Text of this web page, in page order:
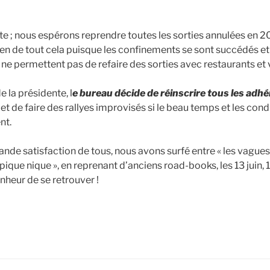
; nous espérons reprendre toutes les sorties annulées en
de tout cela puisque les confinements se sont succédés
permettent pas de refaire des sorties avec restaurants et
la présidente, le bureau décide de réinscrire tous les
de faire des rallyes improvisés si le beau temps et les
satisfaction de tous, nous avons surfé entre « les
nique », en reprenant d’anciens road-books, les 13 juin,
de se retrouver !